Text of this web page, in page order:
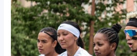
evaluación
de
Preselección
de
Baseball5